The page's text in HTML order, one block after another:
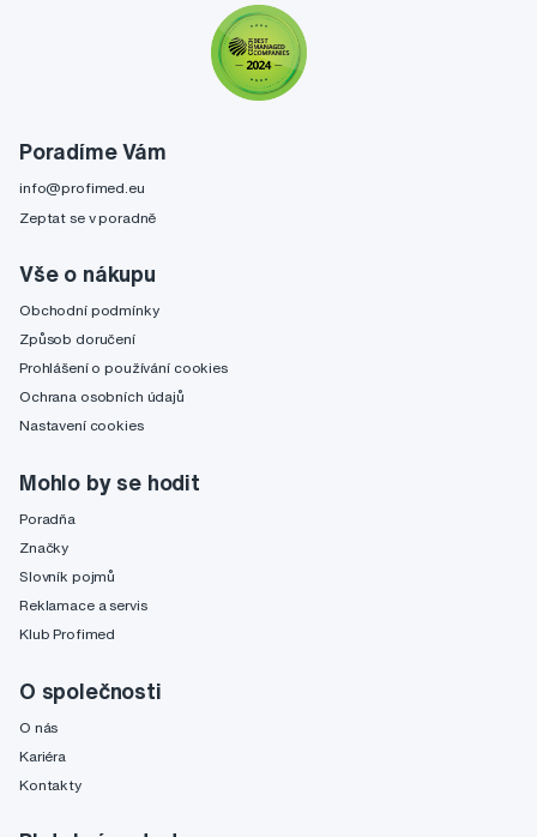
Poradíme Vám
info@profimed.eu
Zeptat se v poradně
Vše o nákupu
Obchodní podmínky
Způsob doručení
Prohlášení o používání cookies
Ochrana osobních údajů
Nastavení cookies
Mohlo by se hodit
Poradňa
Značky
Slovník pojmů
Reklamace a servis
Klub Profimed
O společnosti
O nás
Kariéra
Kontakty